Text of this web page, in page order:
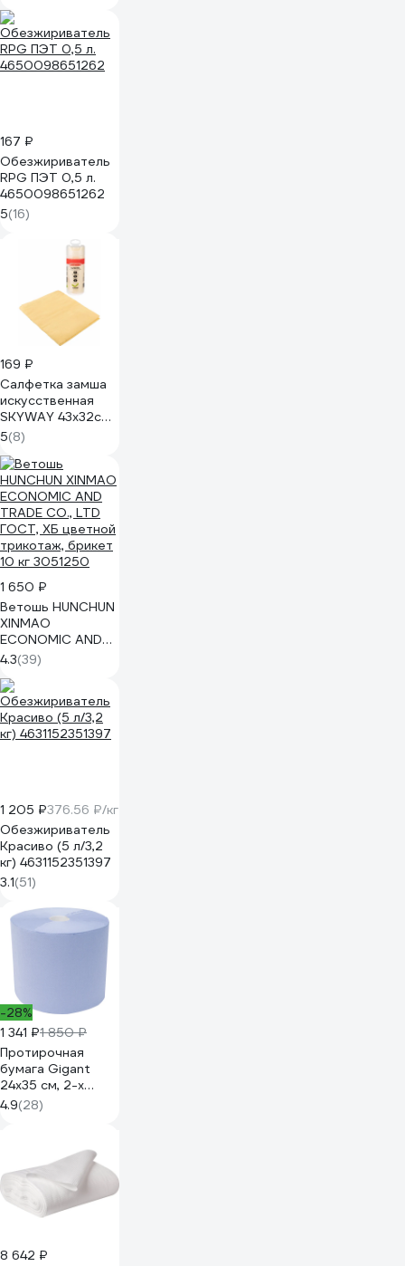
167 ₽
Обезжириватель
RPG ПЭТ 0,5 л.
4650098651262
5(16)
169 ₽
Салфетка замша
искусственная
SKYWAY 43х32см
малая в тубе
S03901005
5(8)
1 650 ₽
Ветошь HUNCHUN
XINMAO
ECONOMIC AND
TRADE CO., LTD
ГОСТ, ХБ цветной
трикотаж, брикет
10 кг 3051250
4.3(39)
1 205 ₽376.56 ₽/кг
Обезжириватель
Красиво (5 л/3,2
кг) 4631152351397
3.1(51)
-28%
1 341 ₽1 850 ₽
Протирочная
бумага Gigant
24x35 см, 2-х
слойная, 1000
листов GPWR-24
4.9(28)
8 642 ₽